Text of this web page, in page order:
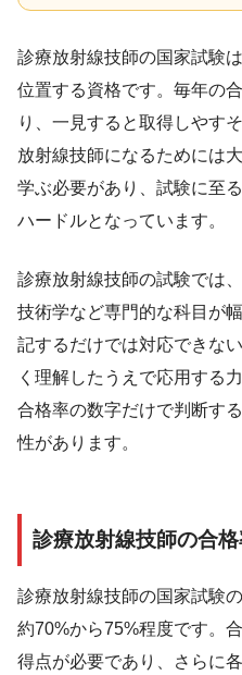
診療放射線技師の国家試験
位置する資格です。毎年の
り、一見すると取得しやす
放射線技師になるためには
学ぶ必要があり、試験に至
ハードルとなっています。
診療放射線技師の試験では
技術学など専門的な科目が
記するだけでは対応できな
く理解したうえで応用する
合格率の数字だけで判断す
性があります。
診療放射線技師の合
診療放射線技師の国家試験
約70%から75%程度です。
得点が必要であり、さらに